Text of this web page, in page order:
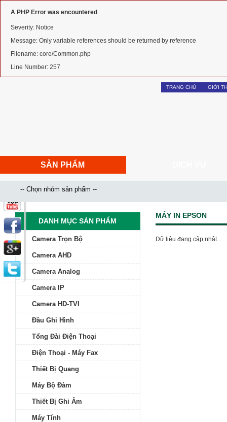
A PHP Error was encountered
Severity: Notice
Message: Only variable references should be returned by reference
Filename: core/Common.php
Line Number: 257
TRANG CHỦ GIỚI
SẢN PHẨM
MÁY IN EPSON
Dữ liệu đang cập nhật...
DANH MỤC SẢN PHẨM
Camera Trọn Bộ
Camera AHD
Camera Analog
Camera IP
Camera HD-TVI
Đầu Ghi Hình
Tổng Đài Điện Thoại
Điện Thoại - Máy Fax
Thiết Bị Quang
Máy Bộ Đàm
Thiết Bị Ghi Âm
Máy Tính